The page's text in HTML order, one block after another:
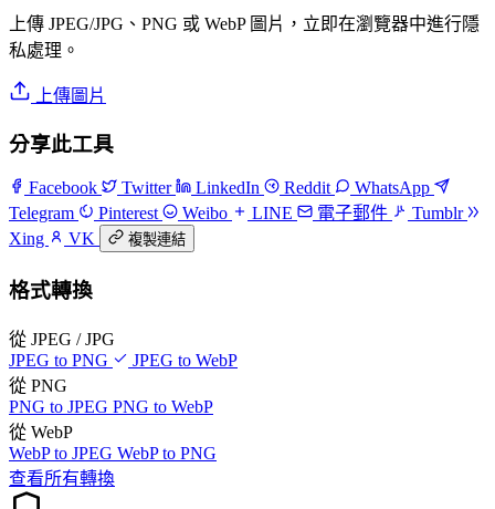
上傳 JPEG/JPG、PNG 或 WebP 圖片，立即在瀏覽器中進行隱
私處理。
上傳圖片
分享此工具
Facebook Twitter LinkedIn Reddit
WhatsApp
Telegram
Pinterest Weibo LINE 電子郵件
Tumblr
Xing
VK 複製連結
格式轉換
從 JPEG / JPG
JPEG to PNG
JPEG to WebP
從 PNG
PNG to JPEG PNG to WebP
從 WebP
WebP to JPEG WebP to PNG
查看所有轉換